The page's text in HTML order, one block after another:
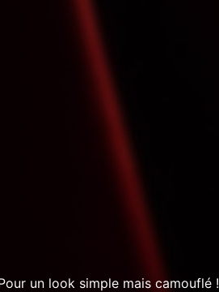
un look simple mais camouflé !